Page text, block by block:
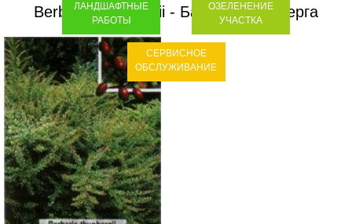
Berberis thunbergii - Барбарис тунберга
ЛАНДШАФТНЫЕ
РАБОТЫ
ОЗЕЛЕНЕНИЕ
УЧАСТКА
СЕРВИСНОЕ
ОБСЛУЖИВАНИЕ